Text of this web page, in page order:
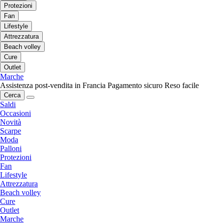
Protezioni
Fan
Lifestyle
Attrezzatura
Beach volley
Cure
Outlet
Marche
Assistenza post-vendita in Francia Pagamento sicuro Reso facile
Cerca
Saldi
Occasioni
Novità
Scarpe
Moda
Palloni
Protezioni
Fan
Lifestyle
Attrezzatura
Beach volley
Cure
Outlet
Marche